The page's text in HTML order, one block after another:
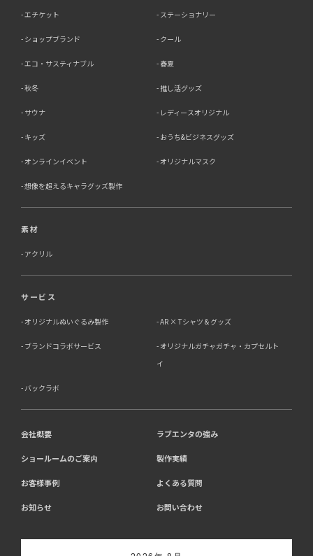
エチケット ステーショナリー
ショップブランド クール
エコ・サスティナブル 春夏
秋冬 推し活グッズ
サウナ レディースオリジナル
キッズ おうち&ビジネスグッズ
オンラインイベント オリジナルマスク
想像を超えるキャラグッズ製作
素材
アクリル
サービス
オリジナルぬいぐるみ製作 AR × Tシャツ & グッズ
ブランドコラボサービス
オリジナルガチャガチャ・カプセルト
イ
バックラボ
会社概要 ラブエンタの強み
ショールームのご案内 製作実績
お客様事例 よくある質問
お知らせ お問い合わせ